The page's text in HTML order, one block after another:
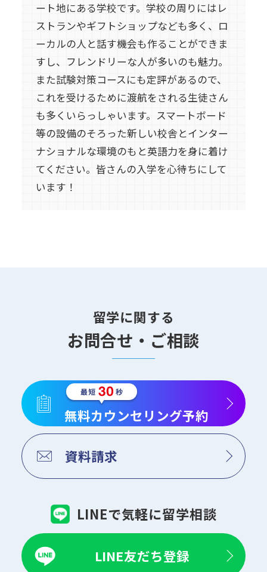
ート地にある学校です。学校の周りにはレ
ストランやギフトショップなども多く、ロ
ーカルの人と話す機会も作ることができま
すし、フレンドリーな人が多いのも魅力。
また試験対策コースにも定評があるので、
これを受けるために渡航をされる生徒さん
も多くいらっしゃいます。スマートボード
等の設備のそろった新しい校舎とインター
ナショナルな環境のもと英語力を身に着け
てください。皆さんの入学を心待ちにして
います！
留学に関する
お問合せ・ご相談
無料カウンセリング予約
資料請求
LINEで気軽に留学相談
LINE友だち登録